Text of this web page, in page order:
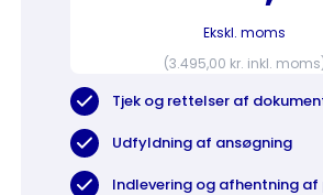
Ekskl. moms
(3.495,00 kr. inkl.
Tjek og rettelser af
Udfyldning af ansøgning
Indlevering og afhentning af